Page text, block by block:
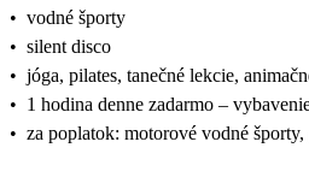
• vodné športy
• silent disco
• jóga, pilates, tanečné lekcie,
• 1 hodina denne zadarmo –
• za poplatok: motorové vodné